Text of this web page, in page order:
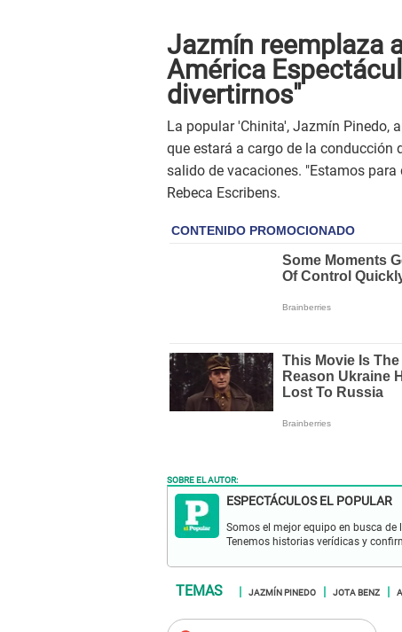
Jazmín reemplaza
América
divertirnos"
La popular 'Chinita', Jazmín Pinedo,
que estará a cargo de la conducción
salido de vacaciones. "Estamos
Rebeca Escribens.
SOBRE EL AUTOR:
ESPECTÁCULOS EL POPULAR
Somos el mejor equipo en busca
Tenemos historias verídicas y
JAZMÍN PINEDO JOTA BENZ